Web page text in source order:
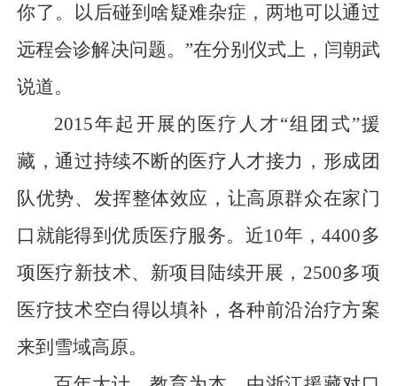
你了。以后碰到啥疑难杂症，两地可以通过
远程会诊解决问题。”在分别仪式上，闫朝武
说道。
2015年起开展的医疗人才“组团式”援
藏，通过持续不断的医疗人才接力，形成团
队优势、发挥整体效应，让高原群众在家门
口就能得到优质医疗服务。近10年，4400多
项医疗新技术、新项目陆续开展，2500多项
医疗技术空白得以填补，各种前沿治疗方案
来到雪域高原。